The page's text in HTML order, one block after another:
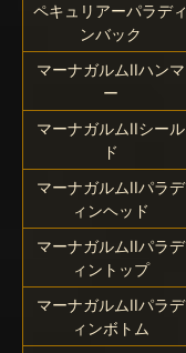
ペキュリアーパラディ
ンバック
マーナガルムIIハンマ
ー
マーナガルムIIシール
ド
マーナガルムIIパラデ
ィンヘッド
マーナガルムIIパラデ
ィントップ
マーナガルムIIパラデ
ィンボトム